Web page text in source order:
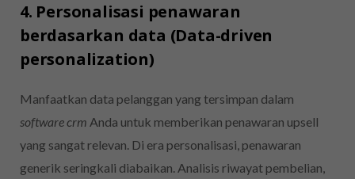
4. Personalisasi penawaran
berdasarkan data (Data-driven
personalization)
Manfaatkan data pelanggan yang tersimpan dalam
software crm Anda untuk memberikan penawaran upsell
yang sangat relevan. Di era personalisasi, penawaran
generik seringkali diabaikan. Analisis riwayat pembelian,